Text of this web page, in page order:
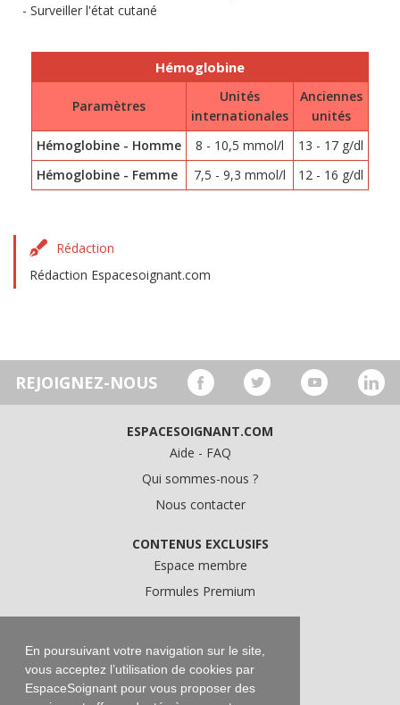
En poursuivant votre navigation sur le site,
vous acceptez l’utilisation de cookies par
EspaceSoignant pour vous proposer des
Surveiller l'état cutané
Hémoglobine
Paramètres
Unités
internationales
Anciennes
unités
Hémoglobine - Homme
8 - 10,5 mmol/l
13 - 17 g/dl
Hémoglobine - Femme
7,5 - 9,3 mmol/l 12 - 16 g/dl
Rédaction
Rédaction Espacesoignant.com
REJOIGNEZ-NOUS
ESPACESOIGNANT.COM
Aide - FAQ
Qui sommes-nous ?
Nous contacter
CONTENUS EXCLUSIFS
Espace membre
Formules Premium
Conditions Générales d'Utilisation
Données personnelles